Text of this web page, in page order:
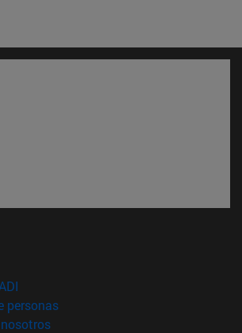
en nueva ventana)
personas(abre en nueva ventana)
(abre en nueva ventana)